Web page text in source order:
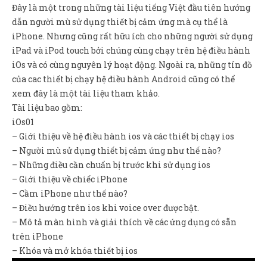
Đây là một trong những tài liệu tiếng Việt đầu tiên hướng
dẫn người mù sử dụng thiết bị cảm ứng mà cụ thể là
iPhone. Nhưng cũng rất hữu ích cho những người sử dụng
iPad và iPod touch bởi chúng cùng chạy trên hệ điều hành
iOs và có cùng nguyên lý hoạt động. Ngoài ra, những tín đồ
của cac thiết bị chạy hệ điều hành Android cũng có thể
xem đây là một tài liệu tham khảo.
Tài liệu bao gồm:
iOs01
– Giới thiệu về hệ điều hành ios và các thiết bị chạy ios
– Người mù sử dụng thiết bị cảm ứng như thế nào?
– Những điều cần chuẩn bị trước khi sử dụng ios
– Giới thiệu về chiếc iPhone
– Cầm iPhone như thế nào?
– Điều hướng trên ios khi voice over được bật.
– Mô tả màn hình và giải thích về các ứng dụng có sẵn
trên iPhone
– Khóa và mở khóa thiết bị ios